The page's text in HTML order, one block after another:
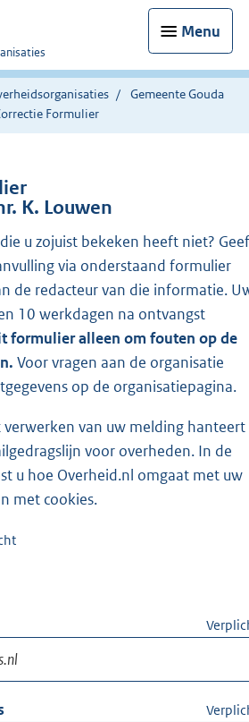
Menu
Gemeente Gouda
Formulier
K. Louwen
u zojuist bekeken heeft niet? Geef
via onderstaand formulier
de redacteur van die informatie.
10 werkdagen na ontvangst
formulier alleen om fouten op de
Voor vragen aan de organisatie
op de organisatiepagina.
verwerken van uw melding hanteert
voor overheden. In de
u hoe Overheid.nl omgaat met uw
met cookies.